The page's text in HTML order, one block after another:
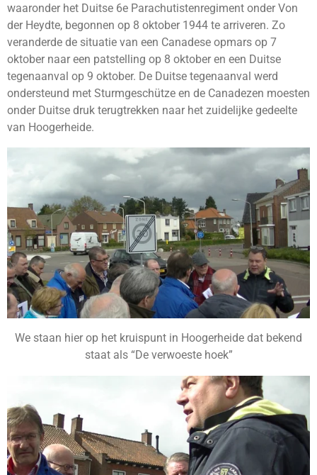
waaronder het Duitse 6e Parachutistenregiment onder Von
der Heydte, begonnen op 8 oktober 1944 te arriveren. Zo
veranderde de situatie van een Canadese opmars op 7
oktober naar een patstelling op 8 oktober en een Duitse
tegenaanval op 9 oktober. De Duitse tegenaanval werd
ondersteund met Sturmgeschütze en de Canadezen moesten
onder Duitse druk terugtrekken naar het zuidelijke gedeelte
van Hoogerheide.
We staan hier op het kruispunt in Hoogerheide dat bekend
staat als “De verwoeste hoek”